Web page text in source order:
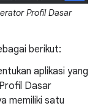
Profil Dasar
berikut:
aplikasi yang
Dasar
memiliki satu